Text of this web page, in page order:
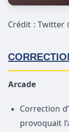
Crédit : Twitter
Arcade
Correction
provoquait